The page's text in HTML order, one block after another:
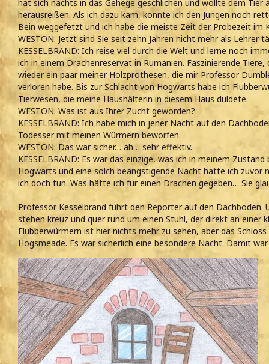
hat sich nachts in das Gehege geschlichen und wollte dem Tier
herausreißen. Als ich dazu kam, konnte ich den Jungen noch
Bein weggefetzt und ich habe die meiste Zeit der Probezeit im
WESTON: Jetzt sind Sie seit zehn Jahren nicht mehr als Lehrer
KESSELBRAND: Ich reise viel durch die Welt und lerne noch
ich in einem Drachenreservat in Rumänien. Faszinierende
wieder ein paar meiner Holzprothesen, die mir Professor
verloren habe. Bis zur Schlacht von Hogwarts habe ich
Tierwesen, die meine Haushälterin in diesem Haus duldete.
WESTON: Was ist aus Ihrer Zucht geworden?
KESSELBRAND: Ich habe mich in jener Nacht auf den
Todesser mit meinen Würmern beworfen.
WESTON: Das war sicher… äh… sehr effektiv.
KESSELBRAND: Es war das einzige, was ich in meinem
Hogwarts und eine solch beängstigende Nacht hatte ich zuvor
ich doch tun. Was hätte ich für einen Drachen gegeben… Sie
Professor Kesselbrand führt den Reporter auf den
stehen kreuz und quer rund um einen Stuhl, der direkt an einer
Flubberwürmern ist hier nichts mehr zu sehen, aber das
Hogsmeade. Es war sicherlich eine besondere Nacht. Damit